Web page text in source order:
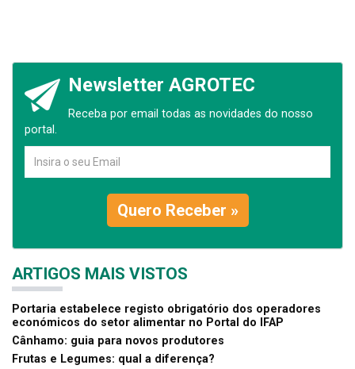
Newsletter AGROTEC
Receba por email todas as novidades do nosso
portal.
Quero Receber »
ARTIGOS MAIS VISTOS
Portaria estabelece registo obrigatório dos operadores
económicos do setor alimentar no Portal do IFAP
Cânhamo: guia para novos produtores
Frutas e Legumes: qual a diferença?